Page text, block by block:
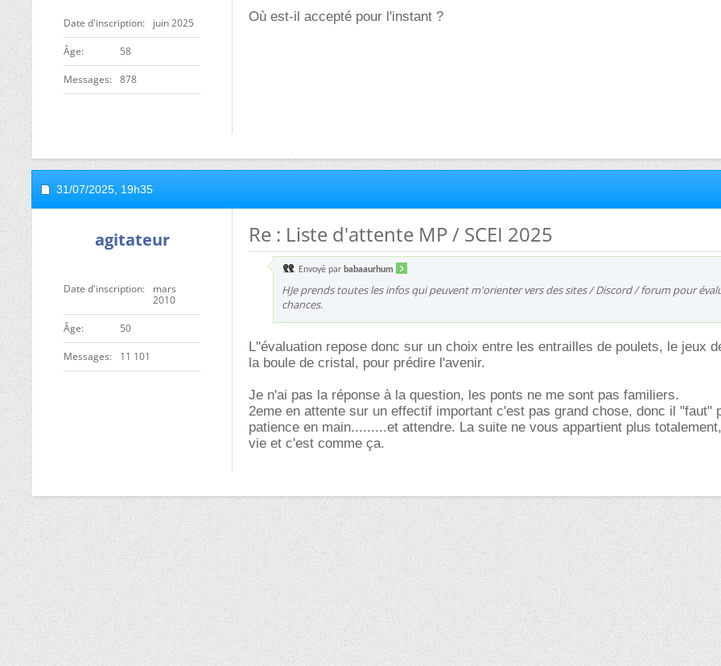
Date d'inscription juin 2025
ge 58
Messages 878
Où est-il accepté pour l'instant ?
31/07/2025, 19h35
agitateur
Date d'inscription
mars
2010
ge 50
Messages 11 101
Re : Liste d'attente MP / SCEI 2025
Envoyé par babaaurhum
HJe prends toutes les infos qui peuvent m'orienter vers des sites / Discord / forum pour
chances.
L''évaluation repose donc sur un choix entre les entrailles de poulets, le jeux
la boule de cristal, pour prédire l'avenir.
Je n'ai pas la réponse à la question, les ponts ne me sont pas familiers.
2eme en attente sur un effectif important c'est pas grand chose, donc il "faut"
patience en main.........et attendre. La suite ne vous appartient plus
vie et c'est comme ça.